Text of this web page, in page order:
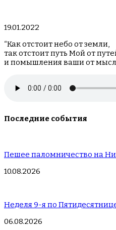
19.01.2022
“Как отстоит небо от земли,
так отстоит путь Мой от
и помышления ваши от
Последние события
Пешее паломничество на
10.08.2026
Неделя 9-я по
06.08.2026